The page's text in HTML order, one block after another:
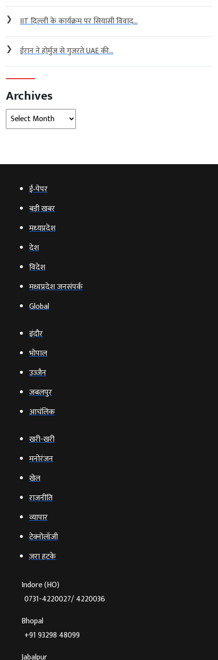
❯ IIT दिल्ली के कार्यक्रम पर सियासी विवाद...
❯ ईरान ने होर्मुज से गुजरते UAE की...
Archives
Archives
ई‑पेपर
बड़ी खबर
मध्‍यप्रदेश
देश
विदेश
मध्यप्रदेश जनसंपर्क
Global
इंदौर
भोपाल
उज्‍जैन
जबलपुर
आचंलिक
खरी-खरी
मनोरंजन
खेल
राजनीति
व्‍यापार
टेक्‍नोलॉजी
ज़रा हटके
Indore (HO)
0731-4220027/ 4220036
Bhopal
+91 93298 48099